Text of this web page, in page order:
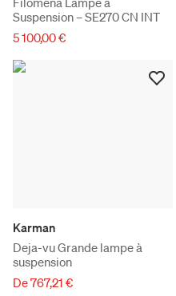
Suspension – SE270 CN INT
5 100,00 €
Karman
Deja-vu Grande lampe à
suspension
De 767,21 €